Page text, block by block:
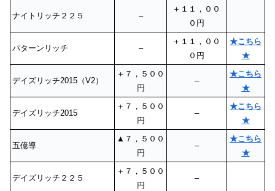
ナイトリッチ２２５ –
＋１１，００
０円
パターンリッチ –
＋１１，００
０円
★こちら
★
デイズリッチ2015（V2）
＋７，５００
円
–
★こちら
★
デイズリッチ2015
＋７，５００
円
–
★こちら
★
五億導
▲７，５００
円
–
★こちら
★
デイズリッチ２２５
＋７，５００
円
–